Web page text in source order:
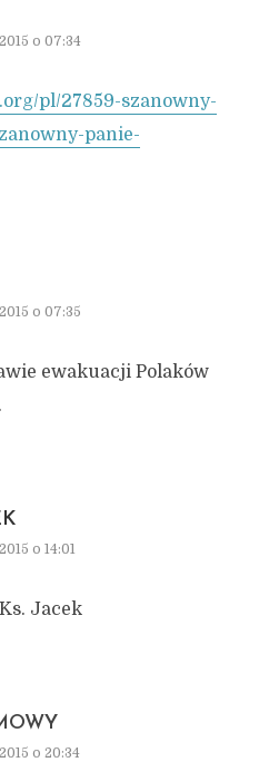
o 07:34
pl/27859-szanowny-
panie-
o 07:35
ewakuacji Polaków
o 14:01
Jacek
o 20:34